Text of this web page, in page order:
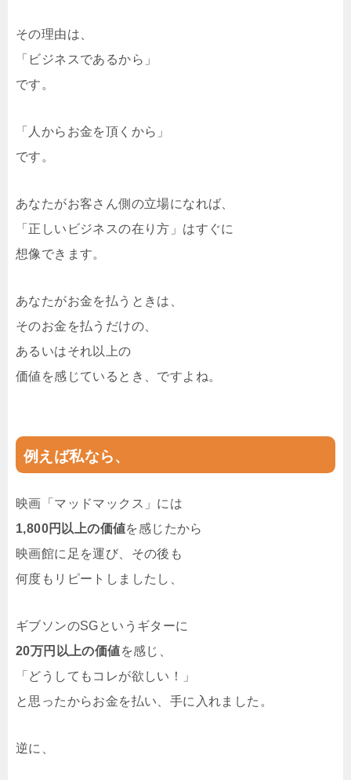
その理由は、
「ビジネスであるから」
です。
「人からお金を頂くから」
です。
あなたがお客さん側の立場になれば、
「正しいビジネスの在り方」はすぐに
想像できます。
あなたがお金を払うときは、
そのお金を払うだけの、
あるいはそれ以上の
価値を感じているとき、ですよね。
例えば私なら、
映画「マッドマックス」には
1,800円以上の価値を感じたから
映画館に足を運び、その後も
何度もリピートしましたし、
ギブソンのSGというギターに
20万円以上の価値を感じ、
「どうしてもコレが欲しい！」
と思ったからお金を払い、手に入れました。
逆に、